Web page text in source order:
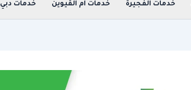
خدمات الفجيرة خدمات ام القيوين خدمات دبي